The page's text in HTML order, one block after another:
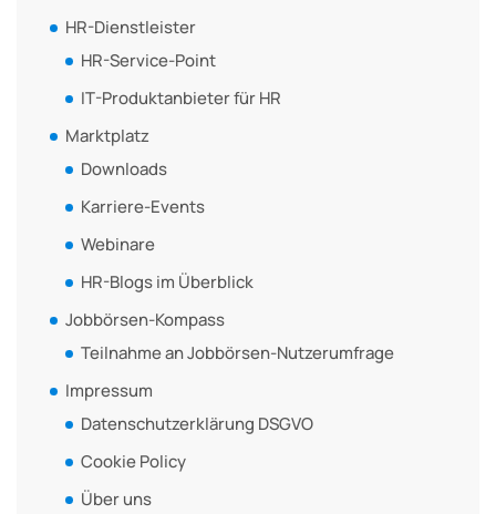
HR-Dienstleister
HR-Service-Point
IT-Produktanbieter für HR
Marktplatz
Downloads
Karriere-Events
Webinare
HR-Blogs im Überblick
Jobbörsen-Kompass
Teilnahme an Jobbörsen-Nutzerumfrage
Impressum
Datenschutzerklärung DSGVO
Cookie Policy
Über uns